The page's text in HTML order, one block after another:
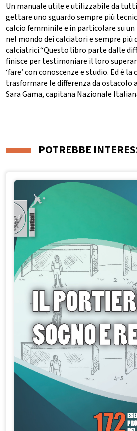
Un manuale utile e utilizzabile da
gettare uno sguardo sempre più
calcio femminile e in particolare su un
nel mondo dei calciatori e sempre più
calciatrici.“Questo libro parte dalle
finisce per testimoniare il loro
‘fare’ con conoscenze e studio. Ed è la
trasformare le differenza da ostacolo
Sara Gama, capitana Nazionale
POTREBBE